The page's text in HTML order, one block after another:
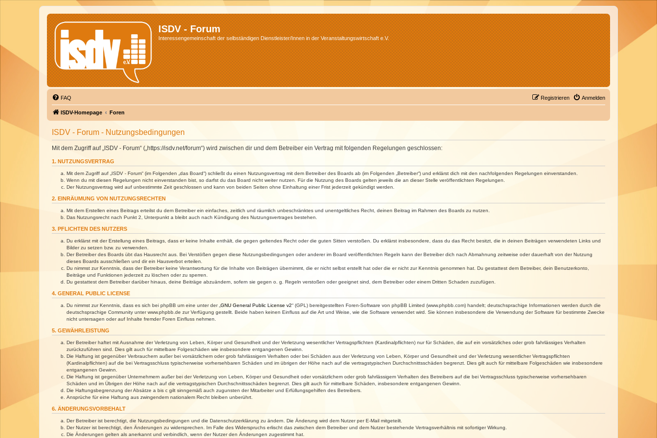
ISDV - Forum
Interessengemeinschaft der selbständigen Dienstleister/Innen in der Veranstaltungswirtschaft e.V.
FAQ Anmelden
Registrieren
ISDV-Homepage Foren
ISDV - Forum - Nutzungsbedingungen
Mit dem Zugriff auf „ISDV - Forum“ („https://isdv.net/forum“) wird zwischen dir und dem Betreiber ein Vertrag mit folgenden Regelungen geschlossen:
1. NUTZUNGSVERTRAG
Mit dem Zugriff auf „ISDV - Forum“ (im Folgenden „das Board“) schließt du einen Nutzungsvertrag mit dem Betreiber des Boards ab (im Folgenden „Betreiber“) und erklärst dich mit den nachfolgenden Regelungen einverstanden.
Wenn du mit diesen Regelungen nicht einverstanden bist, so darfst du das Board nicht weiter nutzen. Für die Nutzung des Boards gelten jeweils die an dieser Stelle veröffentlichten Regelungen.
Der Nutzungsvertrag wird auf unbestimmte Zeit geschlossen und kann von beiden Seiten ohne Einhaltung einer Frist jederzeit gekündigt werden.
2. EINRÄUMUNG VON NUTZUNGSRECHTEN
Mit dem Erstellen eines Beitrags erteilst du dem Betreiber ein einfaches, zeitlich und räumlich unbeschränktes und unentgeltliches Recht, deinen Beitrag im Rahmen des Boards zu nutzen.
Das Nutzungsrecht nach Punkt 2, Unterpunkt a bleibt auch nach Kündigung des Nutzungsvertrages bestehen.
3. PFLICHTEN DES NUTZERS
Du erklärst mit der Erstellung eines Beitrags, dass er keine Inhalte enthält, die gegen geltendes Recht oder die guten Sitten verstoßen. Du erklärst insbesondere, dass du das Recht besitzt, die in deinen Beiträgen verwendeten Links und
Bilder zu setzen bzw. zu verwenden.
Der Betreiber des Boards übt das Hausrecht aus. Bei Verstößen gegen diese Nutzungsbedingungen oder anderer im Board veröffentlichten Regeln kann der Betreiber dich nach Abmahnung zeitweise oder dauerhaft von der Nutzung
dieses Boards ausschließen und dir ein Hausverbot erteilen.
Du nimmst zur Kenntnis, dass der Betreiber keine Verantwortung für die Inhalte von Beiträgen übernimmt, die er nicht selbst erstellt hat oder die er nicht zur Kenntnis genommen hat. Du gestattest dem Betreiber, dein Benutzerkonto,
Beiträge und Funktionen jederzeit zu löschen oder zu sperren.
Du gestattest dem Betreiber darüber hinaus, deine Beiträge abzuändern, sofern sie gegen o. g. Regeln verstoßen oder geeignet sind, dem Betreiber oder einem Dritten Schaden zuzufügen.
4. GENERAL PUBLIC LICENSE
Du nimmst zur Kenntnis, dass es sich bei phpBB um eine unter der „ GNU General Public License v2“ (GPL) bereitgestellten Foren-Software von phpBB Limited (www.phpbb.com) handelt; deutschsprachige Informationen werden durch die
deutschsprachige Community unter www.phpbb.de zur Verfügung gestellt. Beide haben keinen Einfluss auf die Art und Weise, wie die Software verwendet wird. Sie können insbesondere die Verwendung der Software für bestimmte Zwecke
nicht untersagen oder auf Inhalte fremder Foren Einfluss nehmen.
5. GEWÄHRLEISTUNG
Der Betreiber haftet mit Ausnahme der Verletzung von Leben, Körper und Gesundheit und der Verletzung wesentlicher Vertragspflichten (Kardinalpflichten) nur für Schäden, die auf ein vorsätzliches oder grob fahrlässiges Verhalten
zurückzuführen sind. Dies gilt auch für mittelbare Folgeschäden wie insbesondere entgangenen Gewinn.
Die Haftung ist gegenüber Verbrauchern außer bei vorsätzlichem oder grob fahrlässigem Verhalten oder bei Schäden aus der Verletzung von Leben, Körper und Gesundheit und der Verletzung wesentlicher Vertragspflichten
(Kardinalpflichten) auf die bei Vertragsschluss typischerweise vorhersehbaren Schäden und im übrigen der Höhe nach auf die vertragstypischen Durchschnittsschäden begrenzt. Dies gilt auch für mittelbare Folgeschäden wie insbesondere
entgangenen Gewinn.
Die Haftung ist gegenüber Unternehmern außer bei der Verletzung von Leben, Körper und Gesundheit oder vorsätzlichem oder grob fahrlässigem Verhalten des Betreibers auf die bei Vertragsschluss typischerweise vorhersehbaren
Schäden und im Übrigen der Höhe nach auf die vertragstypischen Durchschnittsschäden begrenzt. Dies gilt auch für mittelbare Schäden, insbesondere entgangenen Gewinn.
Die Haftungsbegrenzung der Absätze a bis c gilt sinngemäß auch zugunsten der Mitarbeiter und Erfüllungsgehilfen des Betreibers.
Ansprüche für eine Haftung aus zwingendem nationalem Recht bleiben unberührt.
6. ÄNDERUNGSVORBEHALT
Der Betreiber ist berechtigt, die Nutzungsbedingungen und die Datenschutzerklärung zu ändern. Die Änderung wird dem Nutzer per E-Mail mitgeteilt.
Der Nutzer ist berechtigt, den Änderungen zu widersprechen. Im Falle des Widerspruchs erlischt das zwischen dem Betreiber und dem Nutzer bestehende Vertragsverhältnis mit sofortiger Wirkung.
Die Änderungen gelten als anerkannt und verbindlich, wenn der Nutzer den Änderungen zugestimmt hat.